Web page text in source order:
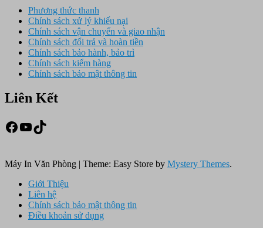
Phương thức thanh
Chính sách xử lý khiếu nại
Chính sách vận chuyển và giao nhận
Chính sách đổi trả và hoàn tiền
Chính sách bảo hành, bảo trì
Chính sách kiểm hàng
Chính sách bảo mật thông tin
Liên Kết
Facebook
Youtube
TikTok
Máy In Văn Phòng | Theme: Easy Store by Mystery Themes.
Giới Thiệu
Liên hệ
Chính sách bảo mật thông tin
Điều khoản sử dụng